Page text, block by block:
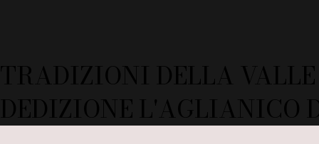
TRADIZIONI DELLA
DEDIZIONE L'AGLIANICO